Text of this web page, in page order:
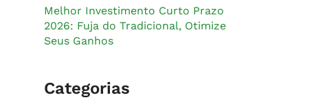
Melhor Investimento Curto Prazo
2026: Fuja do Tradicional, Otimize
Seus Ganhos
Categorias